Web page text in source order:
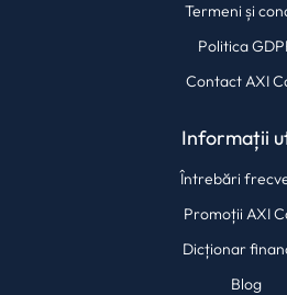
Termeni și
Politica
Contact AXI
Informații
Întrebări
Promoții AXI
Dicționar
Blog